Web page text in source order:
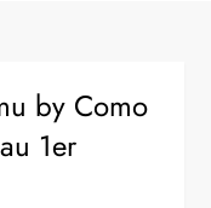
by Como
1er